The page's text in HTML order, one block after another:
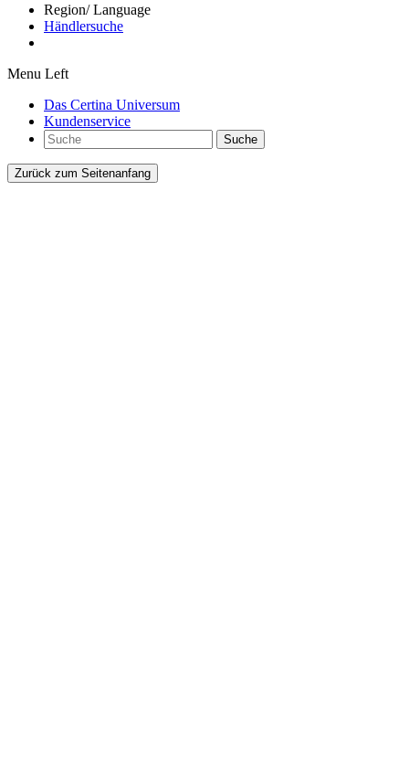
Region/ Language
Händlersuche
Menu Left
Das Certina Universum
Kundenservice
Suche
Zurück zum Seitenanfang